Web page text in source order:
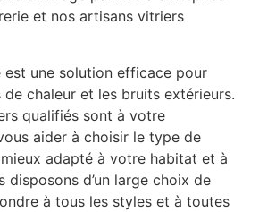
et nos artisans vitriers
est une solution efficace pour
chaleur et les bruits extérieurs.
qualifiés sont à votre
aider à choisir le type de
adapté à votre habitat et à
disposons d’un large choix de
à tous les styles et à toutes